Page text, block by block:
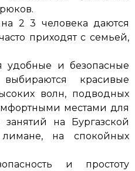
2 3 человека даются
приходят с семьей,
удобные и безопасные
красивые
волн, подводных
местами для
на Бургазской
на спокойных
и простоту